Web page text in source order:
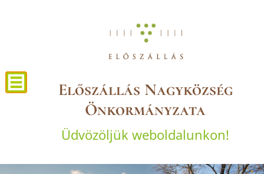
Előszállás Nagyközség
Önkormányzata
Üdvözöljük weboldalunkon!